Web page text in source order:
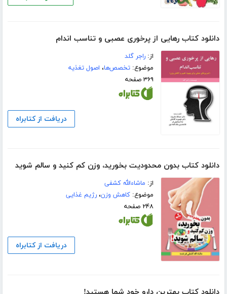
دانلود کتاب رهایی از پرخوری عصبی و تناسب اندام
از:راجر گلد
موضوع:تخصص‌ها، اصول تغذیه
۳۶۹ صفحه
دریافت از کتابراه
دانلود کتاب بدون محدودیت بخورید، وزن کم کنید و سالم شوید
از: ماشاءالله کشفی
موضوع:کاهش وزن،رژیم غذایی
۲۴۸ صفحه
دریافت از کتابراه